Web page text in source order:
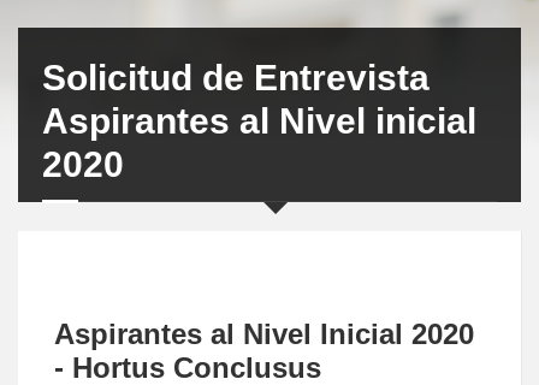
Solicitud de Entrevista
Aspirantes al Nivel inicial
2020
Aspirantes al Nivel Inicial 2020
- Hortus Conclusus